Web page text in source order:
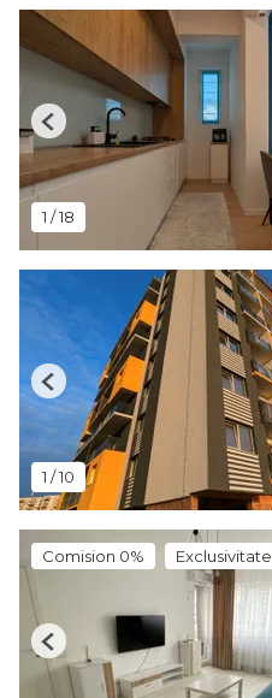
1 /18
Previous
1 /10
Previous
Comision 0% Exclusivitate
Previous